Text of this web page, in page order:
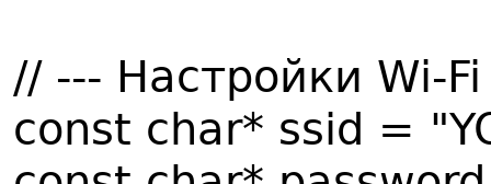
// --- Настройки Wi-
const char* ssid =